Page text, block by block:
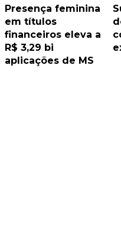
Presença feminina
em títulos
financeiros eleva a
R$ 3,29 bi
aplicações de MS